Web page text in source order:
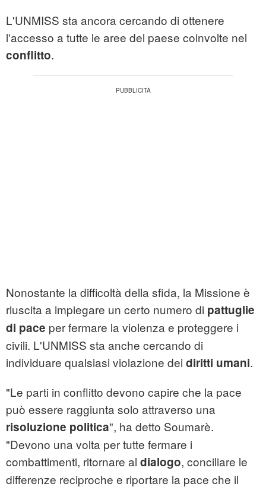
L'UNMISS sta ancora cercando di ottenere
l'accesso a tutte le aree del paese coinvolte nel
conflitto.
Nonostante la difficoltà della sfida, la Missione è
riuscita a impiegare un certo numero di pattuglie
di pace per fermare la violenza e proteggere i
civili. L'UNMISS sta anche cercando di
individuare qualsiasi violazione dei diritti umani.
"Le parti in conflitto devono capire che la pace
può essere raggiunta solo attraverso una
risoluzione politica", ha detto Soumarè.
"Devono una volta per tutte fermare i
combattimenti, ritornare al dialogo, conciliare le
differenze reciproche e riportare la pace che il